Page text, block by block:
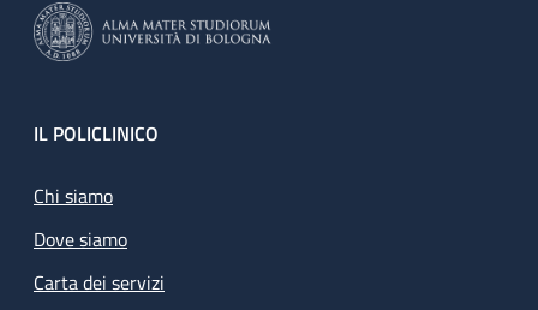
Footer
IL POLICLINICO
Chi siamo
Dove siamo
Carta dei servizi